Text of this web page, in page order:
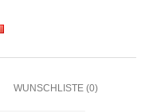
WUNSCHLISTE (0)